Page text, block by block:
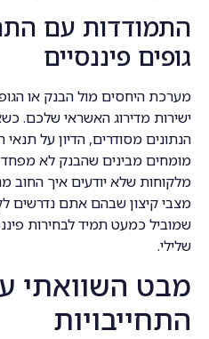
התמודדות עם
גופים פיננסיים
מערכת היחסים מול הבנק או
ישירות מדירוג האשראי שלכם.
הנתונים מסודרים, הדיון על
מומחים מבינים שהבנק לא
מלקוחות שלא יודעים איך החוב
מצבי קיצון שבהם אתם נדרשים
שמוביל כמעט תמיד לבחירות
שלילי.
מבט השוואתי
התחייבויות